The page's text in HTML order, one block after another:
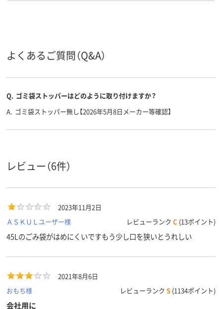
アスクル
よくあるご質問（Q&A）
Q. ゴミ袋ストッパーはどのように取り付けますか？
A. ゴミ袋ストッパー無し【2026年5月8日メーカー等確認】
レビュー（6件）
2023年11月2日
ＡＳＫＵＬユーザー様
レビューランク C (13ポイント)
45Lのごみ袋がはめにくいですもう少し口を狭いとうれしい
2021年8月6日
おもち様
レビューランク S (1134ポイント)
会社用に